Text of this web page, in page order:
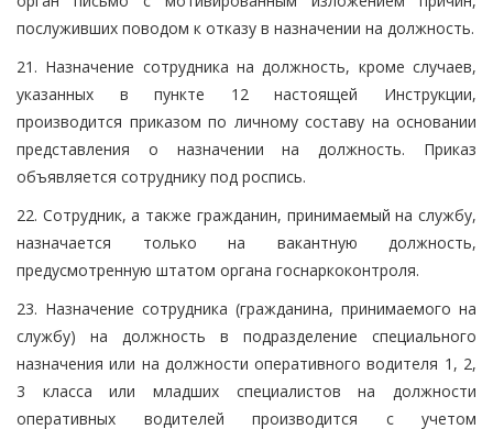
послуживших поводом к отказу в назначении на должность.
21. Назначение сотрудника на должность, кроме случаев,
указанных в пункте 12 настоящей Инструкции,
производится приказом по личному составу на основании
представления о назначении на должность. Приказ
объявляется сотруднику под роспись.
22. Сотрудник, а также гражданин, принимаемый на службу,
назначается только на вакантную должность,
предусмотренную штатом органа госнаркоконтроля.
23. Назначение сотрудника (гражданина, принимаемого на
службу) на должность в подразделение специального
назначения или на должности оперативного водителя 1, 2,
3 класса или младших специалистов на должности
оперативных водителей производится с учетом